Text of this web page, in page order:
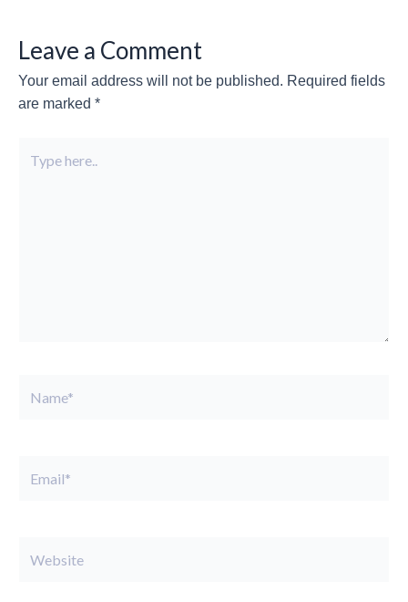
Leave a Comment
Your email address will not be published. Required fields
are marked *
here..